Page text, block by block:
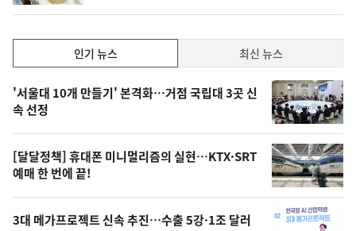
상
승
기,
최
신,
오
늘
의
영
인기 뉴스 최신 뉴스
기
뉴
스
'서울대 10개 만들기' 본격화…거점 국립대 3곳 신
속 선정
[달달정책] 휴대폰 미니멀리즘의 실현…KTX·SRT
예매 한 번에 끝!
3대 메가프로젝트 신속 추진…수출 5강·1조 달러